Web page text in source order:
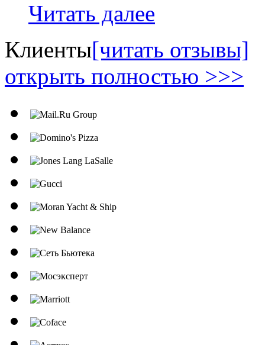
Читать далее
Клиенты[читать отзывы]
открыть полностью >>>